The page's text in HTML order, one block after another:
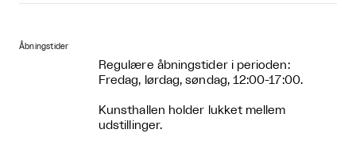
Åbningstider
Regulære åbningstider i perioden:
Fredag, lørdag, søndag, 12:00-17:00.
Kunsthallen holder lukket mellem
udstillinger.